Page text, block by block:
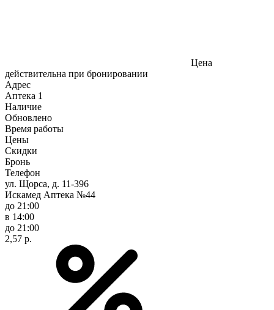
Цена
действительна при бронировании
Адрес
Аптека 1
Наличие
Обновлено
Время работы
Цены
Скидки
Бронь
Телефон
ул. Щорса, д. 11-396
Искамед Аптека №44
до 21:00
в 14:00
до 21:00
2,57 р.